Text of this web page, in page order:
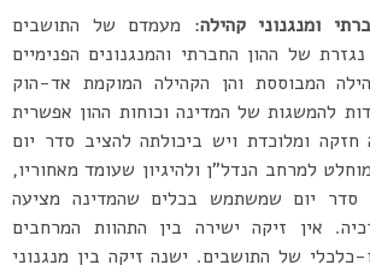
: מעמדם של התושבים
של ההון החברתי והמנגנונים הפנימיים
המבוססת והן הקהילה המוקמת אד-הוק
להמשגות של המדינה וכוחות ההון אפשרית
ומלוכדת ויש ביכולתה להציב סדר יום
למרחב הנדל”ן ולהיגיון שעומד מאחוריו,
סדר יום שמשתמש בכלים שהמדינה מציעה
אין זיקה ישירה בין התהוות המרחבים
כלכלי של התושבים. ישנה זיקה בין מנגנוני